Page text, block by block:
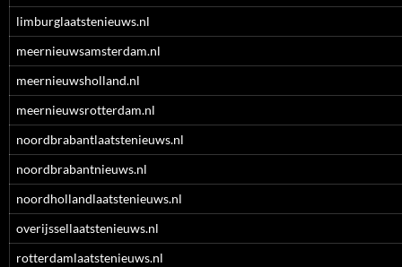
limburglaatstenieuws.nl
meernieuwsamsterdam.nl
meernieuwsholland.nl
meernieuwsrotterdam.nl
noordbrabantlaatstenieuws.nl
noordbrabantnieuws.nl
noordhollandlaatstenieuws.nl
overijssellaatstenieuws.nl
rotterdamlaatstenieuws.nl